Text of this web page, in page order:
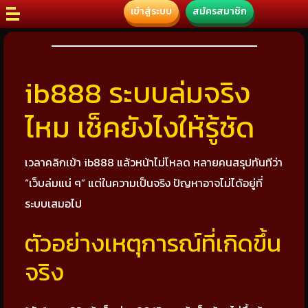
เข้าสู่ระบบ สมัครสมาชิก
ib888 ระบบล่มจริง
ไหม เช็คยังไงให้รู้ชัด
เวลาคลิกเข้า ib888 แล้วหน้าไม่โหลด หลายคนสรุปทันทีว่า
“เว็บล่มแน่ ๆ” แต่ในความเป็นจริง ปัญหาอาจไม่ได้อยู่ที่
ระบบเสมอไป
ตัวอย่างเหตุการณ์ที่เกิดขึ้น
จริง